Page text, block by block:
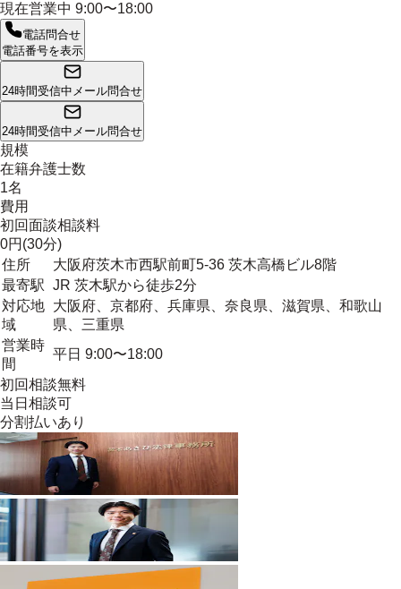
現在営業中 9:00〜18:00
電話問合せ
電話番号を表示
24時間受信中 メール問合せ
24時間受信中 メール問合せ
規模
在籍弁護士数
1名
費用
初回面談相談料
0円(30分)
住所
大阪府茨木市西駅前町5-36 茨木高橋ビル8階
最寄駅 JR 茨木駅から徒歩2分
対応地
域
大阪府、京都府、兵庫県、奈良県、滋賀県、和歌山
県、三重県
営業時
間
平日 9:00〜18:00
初回相談無料
当日相談可
分割払いあり